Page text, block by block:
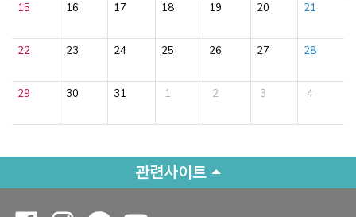
15 16 17 18 19 20 21
22 23 24 25 26 27 28
29 30 31 1 2 3 4
관련사이트